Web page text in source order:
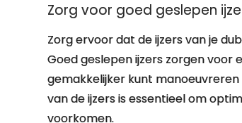
Zorg voor goed geslepen
Zorg ervoor dat de ijzers van je
Goed geslepen ijzers zorgen
gemakkelijker kunt
van de ijzers is essentieel om
voorkomen.